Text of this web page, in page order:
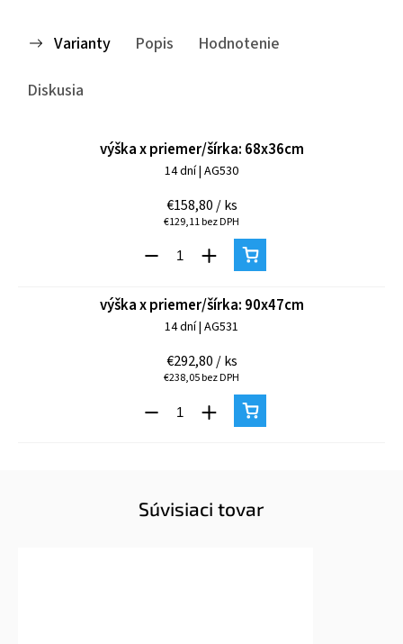
Varianty Popis
Hodnotenie
Diskusia
výška x priemer/šírka: 68x36cm
14 dní| AG530
€158,80 / ks
€129,11 bez DPH
výška x priemer/šírka: 90x47cm
14 dní| AG531
€292,80 / ks
€238,05 bez DPH
Súvisiaci tovar